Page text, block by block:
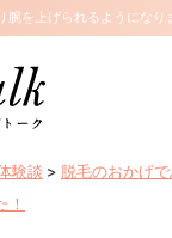
腕を上げられるようになり
験談 > 脱毛のおかげ
！